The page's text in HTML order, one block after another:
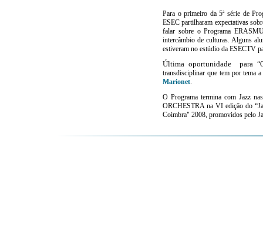
Para o primeiro da 5ª série de
ESEC partilharam expectativas
falar sobre o Programa
intercâmbio de culturas. Alguns
estiveram no estúdio da ESECTV
Última oportunidade para
transdisciplinar que tem por tema
Marionet.
O Programa termina com Jazz
ORCHESTRA na VI edição do
Coimbra" 2008, promovidos pelo